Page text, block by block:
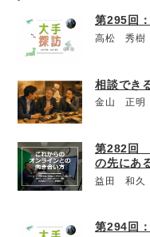
第295回
高松 秀樹
相談でき
金山 正明
第282回
の先にあ
益田 和久
第294回